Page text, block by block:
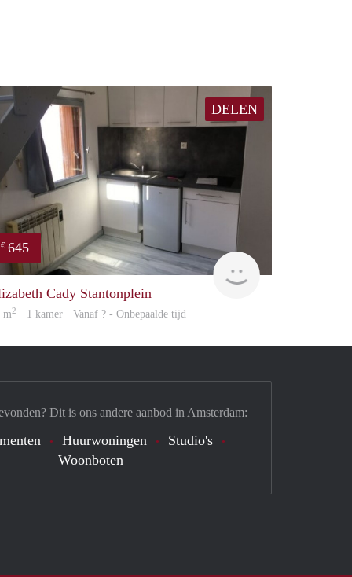
DELEN
€ 645
Cady Stantonplein
m2 · 1 kamer · Vanaf ? - Onbepaalde tijd
Dit is ons andere aanbod in Amsterdam:
Huurwoningen
Studio's
Woonboten